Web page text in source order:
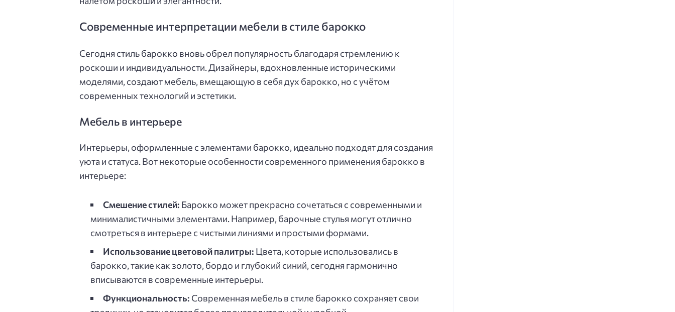
Современные интерпретации мебели в стиле барокко
Сегодня стиль барокко вновь обрел популярность благодаря стремлению к
роскоши и индивидуальности. Дизайнеры, вдохновленные историческими
моделями, создают мебель, вмещающую в себя дух барокко, но с учётом
современных технологий и эстетики.
Мебель в интерьере
Интерьеры, оформленные с элементами барокко, идеально подходят для создания
уюта и статуса. Вот некоторые особенности современного применения барокко в
интерьере:
Смешение стилей: Барокко может прекрасно сочетаться с современными и
минималистичными элементами. Например, барочные стулья могут отлично
смотреться в интерьере с чистыми линиями и простыми формами.
Использование цветовой палитры: Цвета, которые использовались в
барокко, такие как золото, бордо и глубокий синий, сегодня гармонично
вписываются в современные интерьеры.
Функциональность: Современная мебель в стиле барокко сохраняет свои